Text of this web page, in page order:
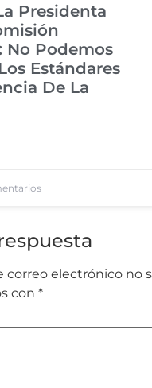
Presidenta
No Podemos
Estándares
De La
correo electrónico no
con *